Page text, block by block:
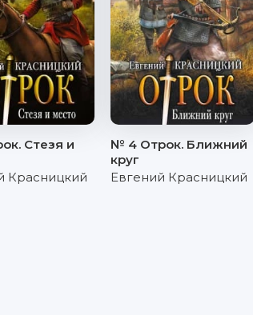
Стезя и
Красницкий
№ 4 Отрок. Ближний
круг
Евгений Красницкий